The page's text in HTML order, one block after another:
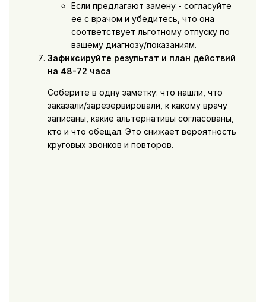
Если предлагают замену - согласуйте
ее с врачом и убедитесь, что она
соответствует льготному отпуску по
вашему диагнозу/показаниям.
Зафиксируйте результат и план действий
на 48-72 часа
Соберите в одну заметку: что нашли, что
заказали/зарезервировали, к какому врачу
записаны, какие альтернативы согласованы,
кто и что обещал. Это снижает вероятность
круговых звонков и повторов.